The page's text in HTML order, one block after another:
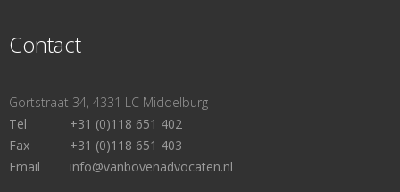
Contact
Gortstraat 34, 4331 LC Middelburg
Tel
+31 (0)118 651 402
Fax
+31 (0)118 651 403
Email
info@vanbovenadvocaten.nl